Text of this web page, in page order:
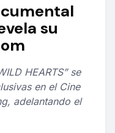
su
HEARTS” se
en el Cine
adelantando el